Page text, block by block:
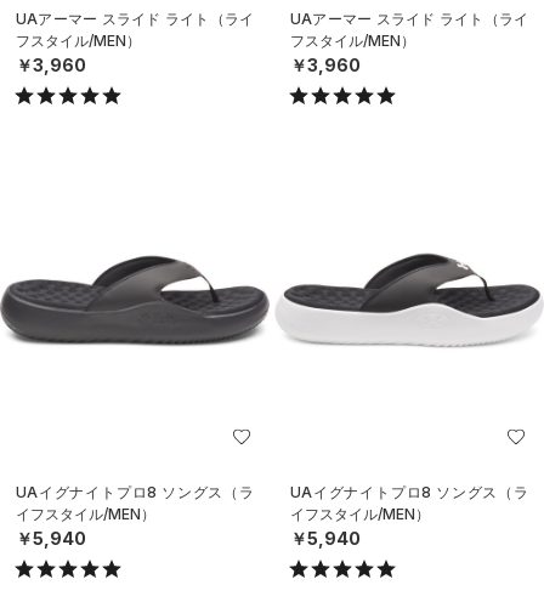
UAアーマー スライド ライト（ライ
フスタイル/MEN）
￥3,960
UAアーマー スライド ライト（ライ
フスタイル/MEN）
￥3,960
UAイグナイトプロ8 ソングス（ラ
イフスタイル/MEN）
￥5,940
UAイグナイトプロ8 ソングス（ラ
イフスタイル/MEN）
￥5,940